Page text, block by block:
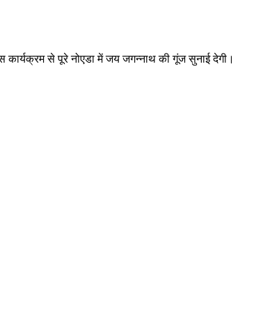
कार्यक्रम से पूरे नोएडा में जय जगन्नाथ की गूंज सुनाई देगी।